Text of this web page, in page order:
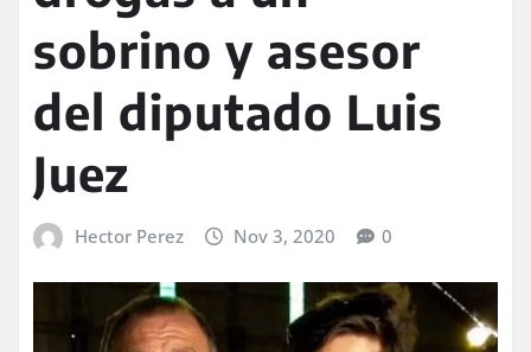
sobrino y asesor
del diputado Luis
Juez
Hector Perez Nov 3, 2020 0